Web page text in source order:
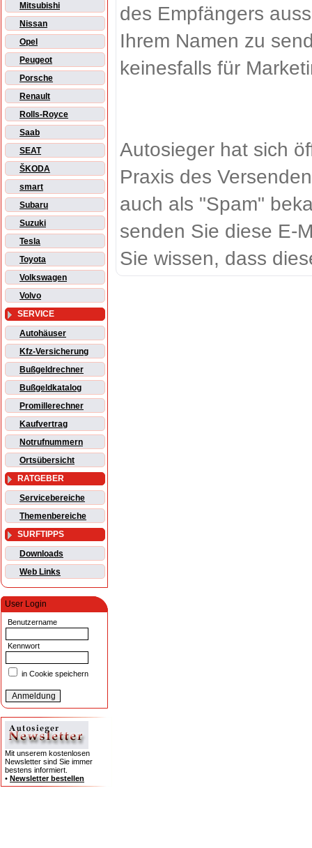
Mitsubishi
Nissan
Opel
Peugeot
Porsche
Renault
Rolls-Royce
Saab
SEAT
ŠKODA
smart
Subaru
Suzuki
Tesla
Toyota
Volkswagen
Volvo
SERVICE
Autohäuser
Kfz-Versicherung
Bußgeldrechner
Bußgeldkatalog
Promillerechner
Kaufvertrag
Notrufnummern
Ortsübersicht
RATGEBER
Servicebereiche
Themenbereiche
SURFTIPPS
Downloads
Web Links
User Login
Benutzername
Kennwort
in Cookie speichern
Mit unserem kostenlosen
Newsletter sind Sie immer
bestens informiert.
• Newsletter bestellen
des Empfängers
Ihrem Namen zu
keinesfalls für
Autosieger hat sich
Praxis des
auch als "Spam"
senden Sie diese E-
Sie wissen, dass